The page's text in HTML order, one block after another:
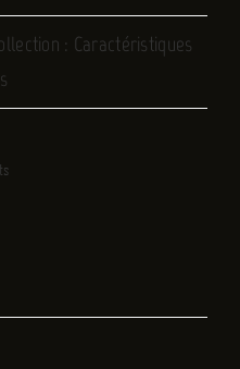
: Caractéristiques